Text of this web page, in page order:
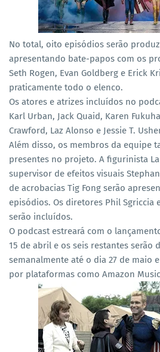
No total, oito episódios serão
apresentando bate-papos com os
Seth Rogen, Evan Goldberg e Erick
praticamente todo o elenco.
Os atores e atrizes incluídos no
Karl Urban, Jack Quaid, Karen
Crawford, Laz Alonso e Jessie T.
Além disso, os membros da equipe
presentes no projeto. A figurinista
supervisor de efeitos visuais
de acrobacias Tig Fong serão
episódios. Os diretores Phil Sgriccia
serão incluídos.
O podcast estreará com o
15 de abril e os seis restantes serão
semanalmente até o dia 27 de maio
por plataformas como Amazon